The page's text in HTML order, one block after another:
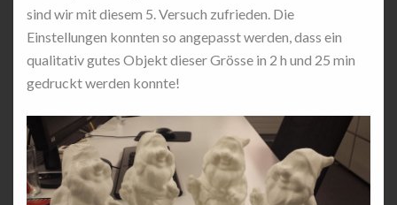
sind wir mit diesem 5. Versuch zufrieden. Die
Einstellungen konnten so angepasst werden, dass ein
qualitativ gutes Objekt dieser Grösse in 2 h und 25 min
gedruckt werden konnte!